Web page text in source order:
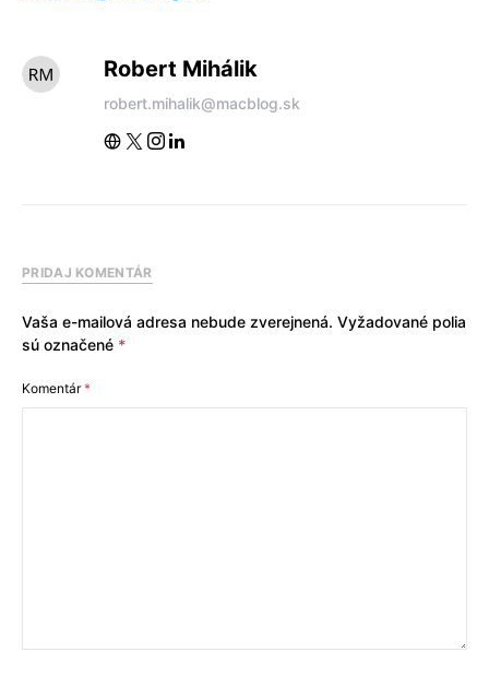
Robert Mihálik
robert.mihalik@macblog.sk
PRIDAJ KOMENTÁR
Vaša e-mailová adresa nebude zverejnená. Vyžadované polia
sú označené *
Komentár*